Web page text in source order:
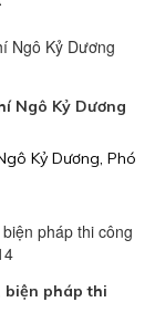
Ngô Kỷ Dương
Kỷ Dương, Phó
biện pháp thi